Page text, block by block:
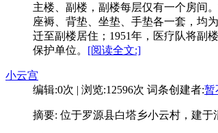
主楼、副楼，副楼每层仅有一个房间
座褥、背垫、坐垫、手垫各一套，均
迁至副楼居住；1951年，医疗队将副
保护单位。 [阅读全文:]
小云宫
编辑:0次 | 浏览:12596次 词条创建者:暂
摘要: 位于罗源县白塔乡小云村，建于